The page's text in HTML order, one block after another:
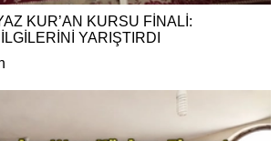
KUR’AN KURSU FİNALİ:
YARIŞTIRDI